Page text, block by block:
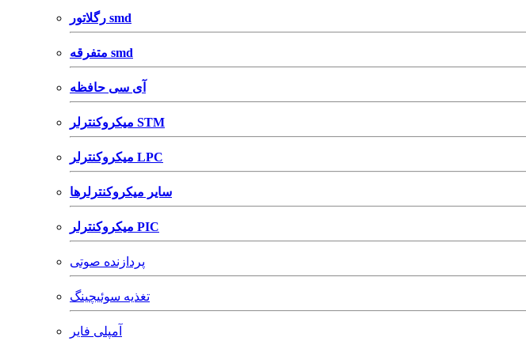
رگلاتور smd
متفرقه smd
آی سی حافظه
میکروکنترلر STM
میکروکنترلر LPC
سایر میکروکنترلرها
میکروکنترلر PIC
پردازنده صوتی
تغذیه سوئیچینگ
آمپلی فایر